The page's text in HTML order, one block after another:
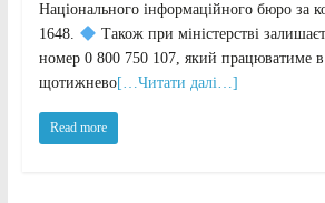
Національного інформаційного бюро за
1648.
Також при міністерстві
номер 0 800 750 107, який працюватиме
щотижнево[…Читати далі…]
Read more